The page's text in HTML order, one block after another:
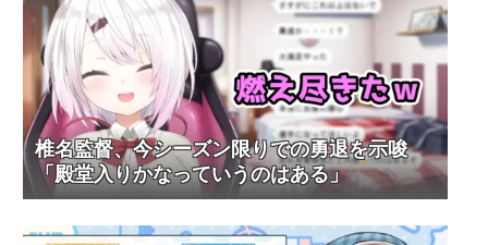
椎名監督、今シーズン限りでの勇退を示唆
「殿堂入りかなっていうのはある」